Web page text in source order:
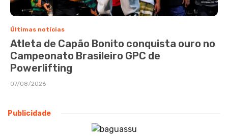
Últimas notícias
Atleta de Capão Bonito conquista ouro no
Campeonato Brasileiro GPC de
Powerlifting
07/08/2026
Publicidade